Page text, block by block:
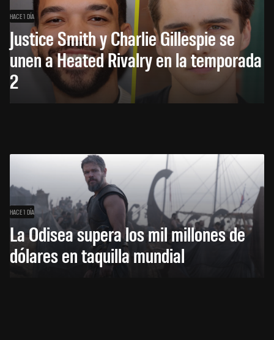
HACE 1 DÍA
Justice Smith y Charlie Gillespie se
unen a Heated Rivalry en la temporada
2
HACE 1 DÍA
La Odisea supera los mil millones de
dólares en taquilla mundial